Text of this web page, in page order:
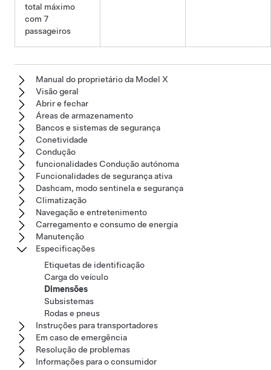
total máximo
com 7
passageiros
Manual do proprietário da Model X
Visão geral
Abrir e fechar
Áreas de armazenamento
Bancos e sistemas de segurança
Conetividade
Condução
funcionalidades Condução autónoma
Funcionalidades de segurança ativa
Dashcam, modo sentinela e segurança
Climatização
Navegação e entretenimento
Carregamento e consumo de energia
Manutenção
Especificações
Etiquetas de identificação
Carga do veículo
Dimensões
Subsistemas
Rodas e pneus
Instruções para transportadores
Em caso de emergência
Resolução de problemas
Informações para o consumidor